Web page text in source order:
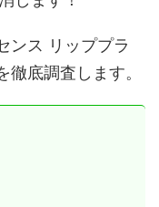
ンス リッププラ
底調査します。